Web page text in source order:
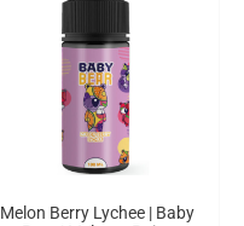
Melon Berry Lychee | Baby